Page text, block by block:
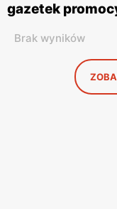
gazetek
Brak wyników